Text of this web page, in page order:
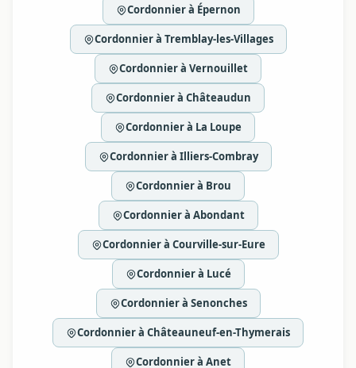
Cordonnier à Épernon
Cordonnier à Tremblay-les-Villages
Cordonnier à Vernouillet
Cordonnier à Châteaudun
Cordonnier à La Loupe
Cordonnier à Illiers-Combray
Cordonnier à Brou
Cordonnier à Abondant
Cordonnier à Courville-sur-Eure
Cordonnier à Lucé
Cordonnier à Senonches
Cordonnier à Châteauneuf-en-Thymerais
Cordonnier à Anet